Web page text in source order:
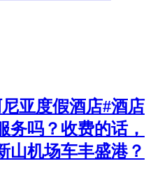
亚度假酒店#酒店
务吗？收费的话，
山机场车丰盛港？